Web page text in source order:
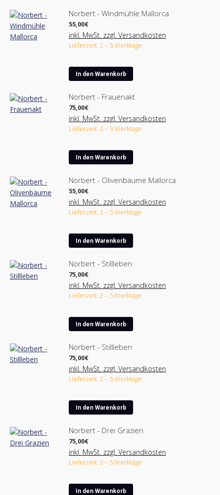
Norbert - Windmühle Mallorca
55,00€
inkl. MwSt. zzgl. Versandkosten
Lieferzeit: 2 – 5 Werktage
In den Warenkorb
Norbert - Frauenakt
75,00€
inkl. MwSt. zzgl. Versandkosten
Lieferzeit: 2 – 5 Werktage
In den Warenkorb
Norbert - Olivenbäume Mallorca
55,00€
inkl. MwSt. zzgl. Versandkosten
Lieferzeit: 2 – 5 Werktage
In den Warenkorb
Norbert - Stillleben
75,00€
inkl. MwSt. zzgl. Versandkosten
Lieferzeit: 2 – 5 Werktage
In den Warenkorb
Norbert - Stillleben
75,00€
inkl. MwSt. zzgl. Versandkosten
Lieferzeit: 2 – 5 Werktage
In den Warenkorb
Norbert - Drei Grazien
75,00€
inkl. MwSt. zzgl. Versandkosten
Lieferzeit: 2 – 5 Werktage
In den Warenkorb